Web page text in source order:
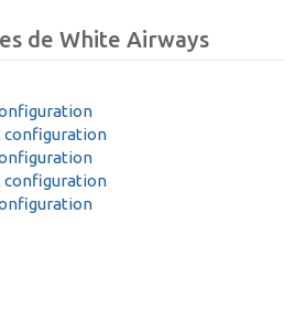
de White Airways
configuration
configuration